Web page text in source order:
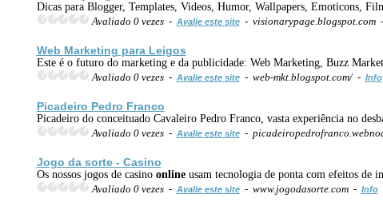
Dicas para Blogger, Templates, Videos, Humor, Wallpapers, Emoticons,
Avaliado 0 vezes - Avalie este site- visionarypage.blogspot.com -
Web Marketing para Leigos
Este é o futuro do marketing e da publicidade: Web Marketing, Buzz
Avaliado 0 vezes - Avalie este site- web-mkt.blogspot.com/ - Info
Picadeiro Pedro Franco
Picadeiro do conceituado Cavaleiro Pedro Franco, vasta experiência no
Avaliado 0 vezes - Avalie este site-
Jogo da sorte - Casino
Os nossos jogos de casino onlineusam tecnologia de ponta com efeitos de
Avaliado 0 vezes - Avalie este site- www.jogodasorte.com - Info